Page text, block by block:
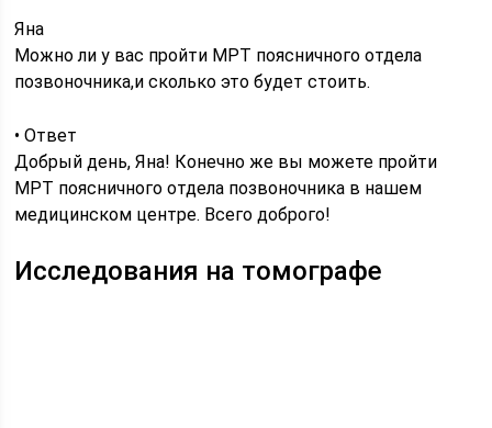
Яна
Можно ли у вас пройти МРТ поясничного отдела
позвоночника,и сколько это будет стоить.
• Ответ
Добрый день, Яна! Конечно же вы можете пройти
МРТ поясничного отдела позвоночника в нашем
медицинском центре. Всего доброго!
Исследования на томографе